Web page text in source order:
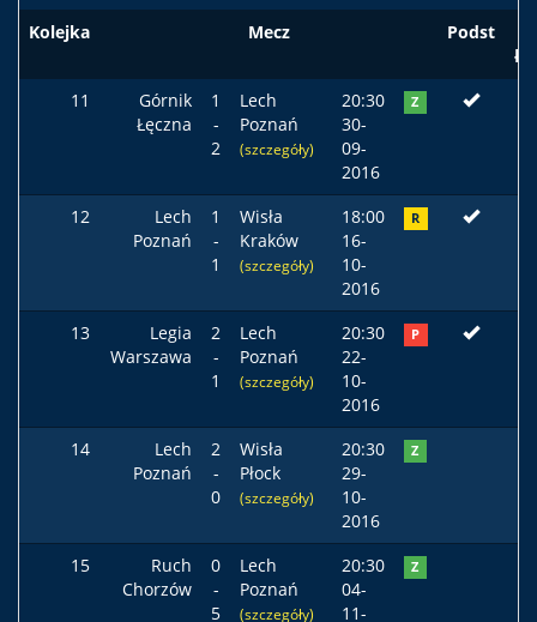
Kolejka Mecz Podst
11
Górnik
Łęczna
1
-
2
Lech
Poznań
(szczegóły)
20:30
30-
09-
2016
Z
12
Lech
Poznań
1
-
1
Wisła
Kraków
(szczegóły)
18:00
16-
10-
2016
R
13
Legia
Warszawa
2
-
1
Lech
Poznań
(szczegóły)
20:30
22-
10-
2016
P
14
Lech
Poznań
2
-
0
Wisła
Płock
(szczegóły)
20:30
29-
10-
2016
Z
15
Ruch
Chorzów
0
-
5
Lech
Poznań
(szczegóły)
20:30
04-
11-
Z